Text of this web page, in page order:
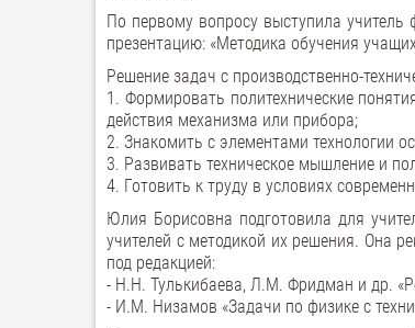
По первому вопросу выступила
презентацию: «Методика обучения
Решение задач с производственно-
1. Формировать политехнические
действия механизма или прибора;
2. Знакомить с элементами технологии
3. Развивать техническое мышление и
4. Готовить к труду в условиях
Юлия Борисовна подготовила для
учителей с методикой их решения. Она
под редакцией:
- Н.Н. Тулькибаева, Л.М. Фридман и др.
- И.М. Низамов «Задачи по физике с